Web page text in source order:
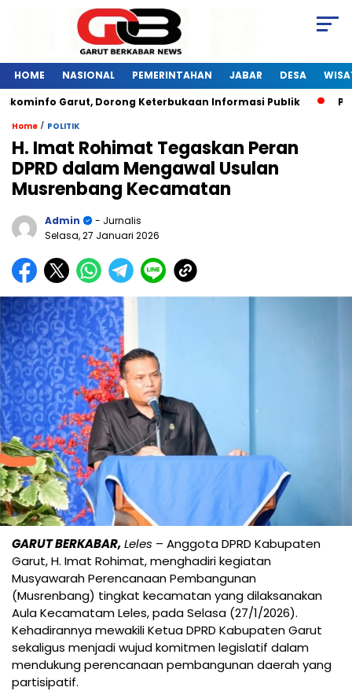
HOME NASIONAL PEMERINTAHAN JABAR DESA
Garut, Dorong Keterbukaan Informasi Publik
Home / POLITIK
H. Imat Rohimat Tegaskan Peran
DPRD dalam Mengawal Usulan
Musrenbang Kecamatan
Admin
- Jurnalis
Selasa, 27 Januari 2026
GARUT BERKABAR,Leles – Anggota DPRD Kabupaten
Garut, H. Imat Rohimat, menghadiri kegiatan
Musyawarah Perencanaan Pembangunan
(Musrenbang) tingkat kecamatan yang dilaksanakan
Aula Kecamatam Leles, pada Selasa (27/1/2026).
Kehadirannya mewakili Ketua DPRD Kabupaten Garut
sekaligus menjadi wujud komitmen legislatif dalam
mendukung perencanaan pembangunan daerah yang
partisipatif.